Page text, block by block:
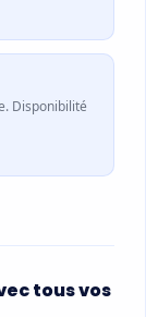
Disponibilité
tous vos